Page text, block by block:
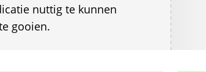
nuttig te kunnen
gooien.